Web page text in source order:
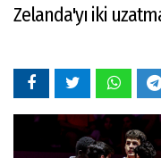
Zelanda'yı iki